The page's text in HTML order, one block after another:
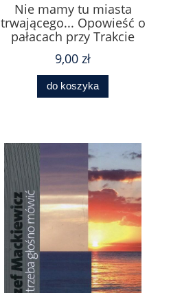
Nie mamy tu miasta
trwającego... Opowieść o
pałacach przy Trakcie
Królewskim
9,00 zł
do koszyka